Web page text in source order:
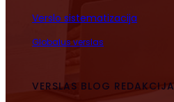
Verslo sistematizacija
Globalus verslas
VERSLAS BLOG REDAKCIJA